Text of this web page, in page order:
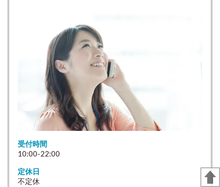
受付時間
10:00-22:00
定休日
不定休